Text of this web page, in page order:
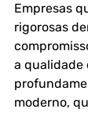
Empresas
rigorosas
a qualidade
moderno,